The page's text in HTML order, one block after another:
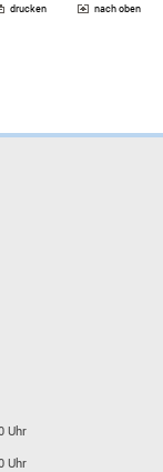
drucken nach oben
Uhr
Uhr